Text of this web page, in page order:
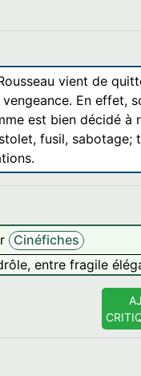
vient de
En effet,
est bien décidé à
fusil,
Cinéfiches
entre fragile